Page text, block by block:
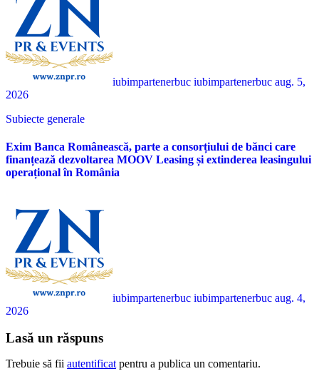
iubimpartenerbuc iubimpartenerbuc aug. 5,
2026
Subiecte generale
Exim Banca Românească, parte a consorțiului de bănci care
finanțează dezvoltarea MOOV Leasing și extinderea leasingului
operațional în România
iubimpartenerbuc iubimpartenerbuc aug. 4,
2026
Lasă un răspuns
Trebuie să fii autentificat pentru a publica un comentariu.